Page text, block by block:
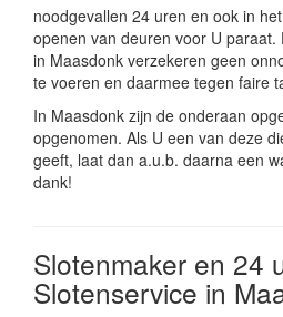
noodgevallen 24 uren en ook in
openen van deuren voor U paraat.
in Maasdonk verzekeren geen
te voeren en daarmee tegen faire
In Maasdonk zijn de onderaan
opgenomen. Als U een van deze
geeft, laat dan a.u.b. daarna een
dank!
Slotenmaker en 24
Slotenservice in